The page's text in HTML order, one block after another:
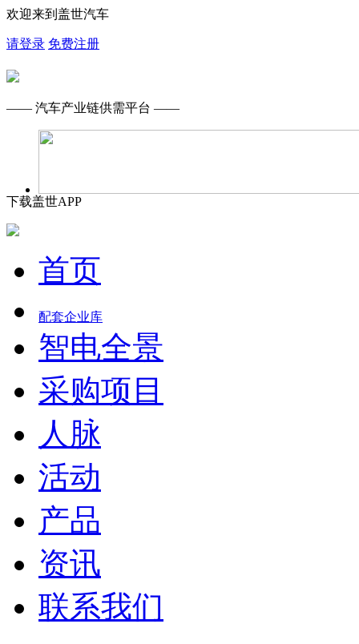
欢迎来到盖世汽车
请登录 免费注册
—— 汽车产业链供需平台 ——
下载盖世APP
首页
配套企业库
智电全景
采购项目
人脉
活动
产品
资讯
联系我们